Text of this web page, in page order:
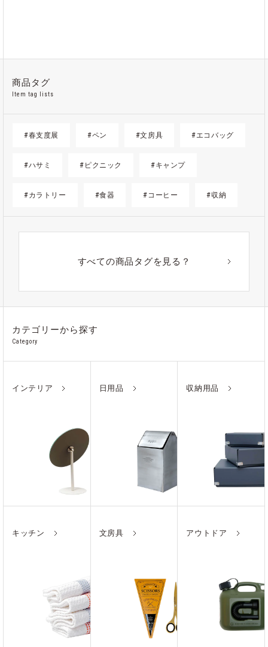
商品タグ
Item tag lists
#春支度展 #ペン #文房具 #エコバッグ
#ハサミ #ピクニック #キャンプ
#カラトリー #食器 #コーヒー #収納
すべての商品タグを見る？
カテゴリーから探す
Category
インテリア 日用品 収納用品
キッチン 文房具 アウトドア